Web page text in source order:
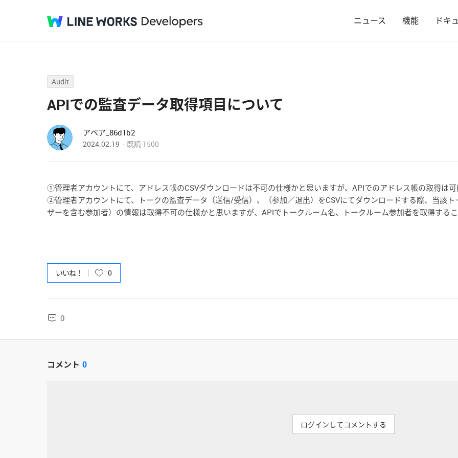
ニュース 機能 ドキ
Audit
APIでの監査データ取得項目について
アベア_86d1b2
2024.02.19 既読 1500
①管理者アカウントにて、アドレス帳のCSVダウンロードは不可の仕様かと思いますが、APIでのアドレス帳の取得は
②管理者アカウントにて、トークの監査データ（送信/受信）、（参加／退出）をCSVにてダウンロードする際、当該
ザーを含む参加者）の情報は取得不可の仕様かと思いますが、APIでトークルーム名、トークルーム参加者を取得する
いいね！ 0
0
コメント 0
ログインしてコメントする